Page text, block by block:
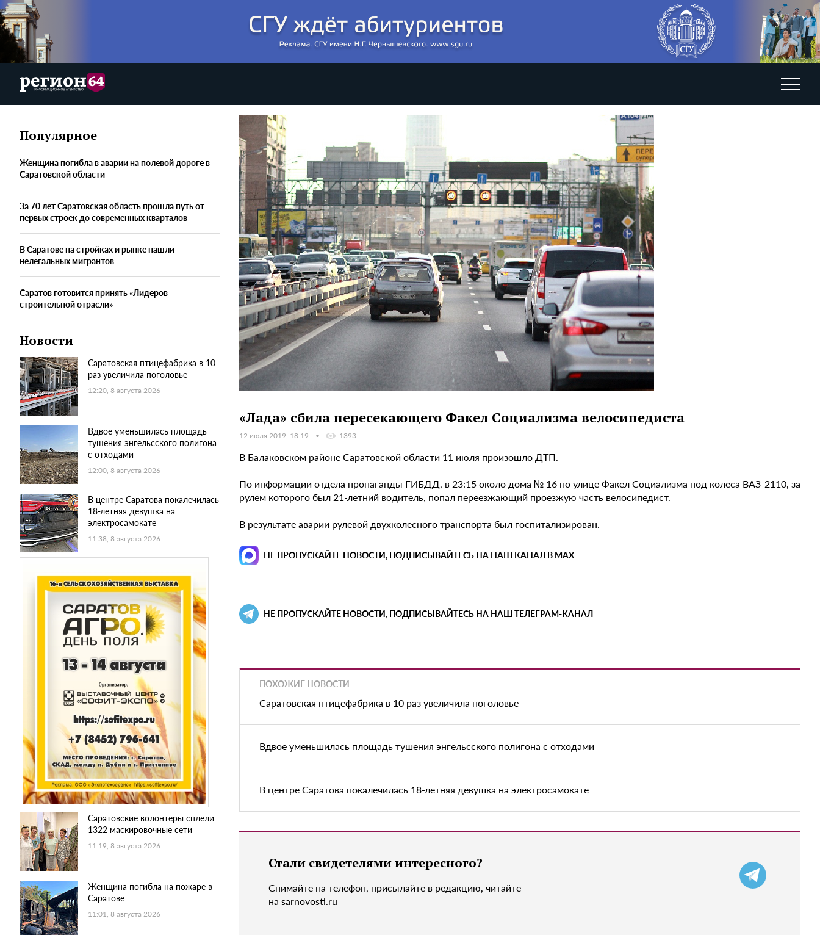
Популярное
Женщина погибла в аварии на полевой дороге в
Саратовской области
За 70 лет Саратовская область прошла путь от
первых строек до современных кварталов
В Саратове на стройках и рынке нашли
нелегальных мигрантов
Саратов готовится принять «Лидеров
строительной отрасли»
Новости
Саратовская птицефабрика в 10
раз увеличила поголовье
12:20, 8 августа 2026
Вдвое уменьшилась площадь
тушения энгельсского полигона
с отходами
12:00, 8 августа 2026
В центре Саратова покалечилась
18-летняя девушка на
электросамокате
11:38, 8 августа 2026
Саратовские волонтеры сплели
1322 маскировочные сети
11:19, 8 августа 2026
Женщина погибла на пожаре в
Саратове
11:01, 8 августа 2026
«Лада» сбила пересекающего Факел Социализма велосипедиста
12 июля 2019, 18:19 1393
В Балаковском районе Саратовской области 11 июля произошло ДТП.
По информации отдела пропаганды ГИБДД, в 23:15 около дома № 16 по улице Факел Социализма под колеса ВАЗ-2110, за
рулем которого был 21-летний водитель, попал переезжающий проезжую часть велосипедист.
В результате аварии рулевой двухколесного транспорта был госпитализирован.
НЕ ПРОПУСКАЙТЕ НОВОСТИ, ПОДПИСЫВАЙТЕСЬ НА НАШ КАНАЛ В MAX
НЕ ПРОПУСКАЙТЕ НОВОСТИ, ПОДПИСЫВАЙТЕСЬ НА НАШ ТЕЛЕГРАМ-КАНАЛ
ПОХОЖИЕ НОВОСТИ
Саратовская птицефабрика в 10 раз увеличила поголовье
Вдвое уменьшилась площадь тушения энгельсского полигона с отходами
В центре Саратова покалечилась 18-летняя девушка на электросамокате
Стали свидетелями интересного?
Снимайте на телефон, присылайте в редакцию, читайте
на sarnovosti.ru